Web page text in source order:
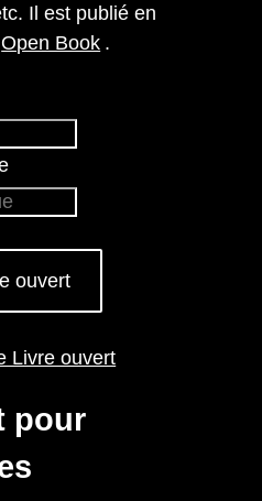
Il est publié en
Open Book .
ouvert
Livre ouvert
pour